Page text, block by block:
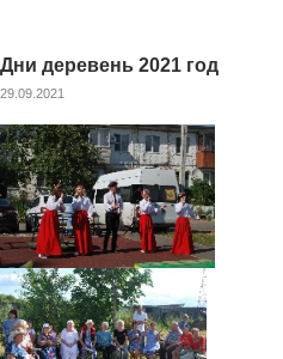
Дни деревень 2021 год
29.09.2021